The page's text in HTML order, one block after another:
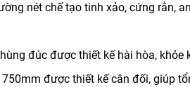
nét chế tạo tinh xảo, cứng rắn,
đúc được thiết kế hài hòa, khỏe
được thiết kế cân đối, giúp